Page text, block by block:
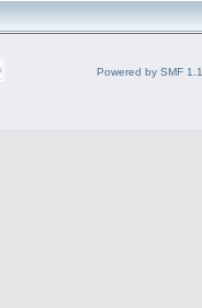
Powered by SMF